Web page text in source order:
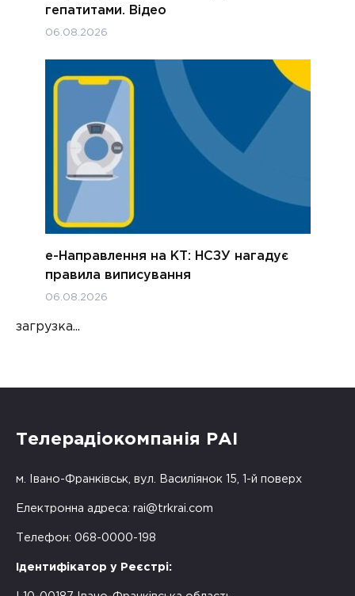
гепатитами. Відео
06.08.2026
е-Направлення на КТ: НСЗУ нагадує
правила виписування
06.08.2026
загрузка...
Телерадіокомпанія РАІ
м. Івано-Франківськ, вул. Василіянок 15, 1-й поверх
Електронна адреса: rai@trkrai.com
Телефон: 068-0000-198
Ідентифікатор у Реєстрі: